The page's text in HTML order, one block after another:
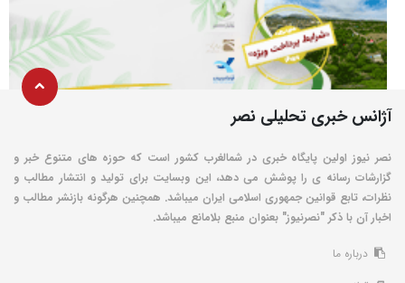
آژانس خبری تحلیلی نصر
نصر نیوز اولین پایگاه خبری در شمالغرب کشور است که حوزه های متنوع خبر و
گزارشات رسانه ی را پوشش می دهد، این وبسایت برای تولید و انتشار مطالب و
نظرات، تابع قوانین جمهوری اسلامی ایران میباشد. همچنین هرگونه بازنشر مطالب و
اخبار آن با ذکر "نصرنیوز" بعنوان منبع بلامانع میباشد.
درباره ما